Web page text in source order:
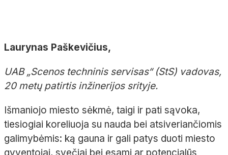
Laurynas Paškevičius,
UAB „Scenos techninis servisas“ (StS) vadovas,
20 metų patirtis inžinerijos srityje.
Išmaniojo miesto sėkmė, taigi ir pati sąvoka,
tiesiogiai koreliuoja su nauda bei atsiveriančiomis
galimybėmis: ką gauna ir gali patys duoti miesto